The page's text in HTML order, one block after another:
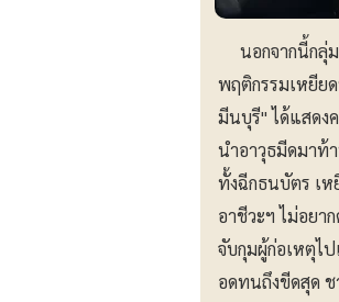
นอกจากนี้กลุ่ม
พฤติกรรมเหยีย
มีนบุรี" ได้แสดง
นำอาวุธมีดมาท้
ทั้งฉีกธนบัตร เห
อาชีวะฯ ไม่อยา
จับกุมผู้ก่อเหตุไ
อดทนถึงขีดสุด ช